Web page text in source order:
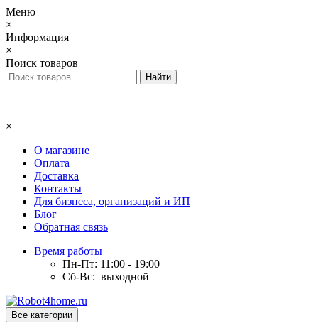
Меню
×
Информация
×
Поиск товаров
×
О магазине
Оплата
Доставка
Контакты
Для бизнеса, организаций и ИП
Блог
Обратная связь
Время работы
Пн-Пт: 11:00 - 19:00
Сб-Вс: выходной
Все категории